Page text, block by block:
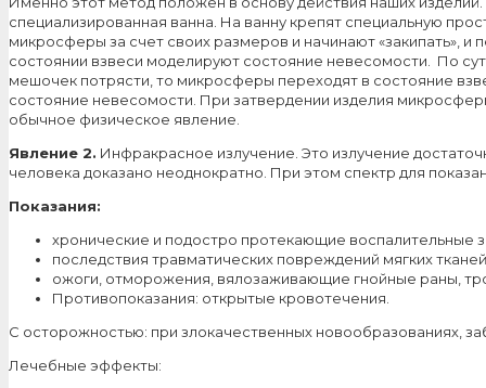
специализированная ванна. На ванну крепят специальную
микросферы за счет своих размеров и начинают «закипать»,
состоянии взвеси моделируют состояние невесомости. По
мешочек потрясти, то микросферы переходят в состояние
состояние невесомости. При затвердении изделия
обычное физическое явление.
Явление 2. Инфракрасное излучение. Это излучение
человека доказано неоднократно. При этом спектр для
Показания:
хронические и подостро протекающие воспалительные
последствия травматических повреждений мягких
ожоги, отморожения, вялозаживающие гнойные раны,
Противопоказания: открытые кровотечения.
С осторожностью: при злокачественных новообразованиях,
Лечебные эффекты: